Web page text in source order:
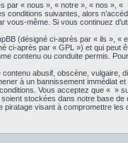
par « nous », « notre », « nos », «
conditions suivantes, alors
vous-même. Si vous continuez
(désigné ci-après par « ils », «
ci-après par « GPL ») et qui peut
contenu ou conduite permis.
abusif, obscène,
à un bannissement immédiat
Vous acceptez que « »
stockées dans notre base
visant à compromettre les